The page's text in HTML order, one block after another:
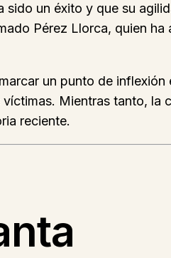
un éxito y que su
Pérez Llorca, quien
un punto de
Mientras tanto,
reciente.